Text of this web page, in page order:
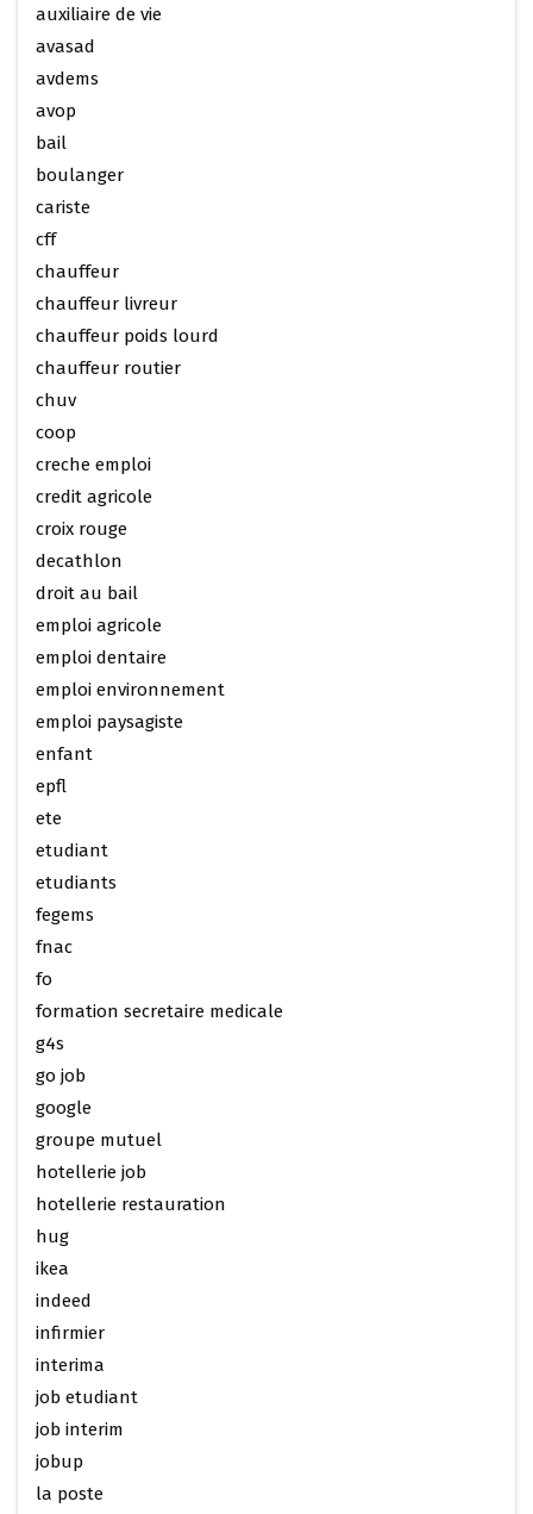
auxiliaire de vie
avasad
avdems
avop
bail
boulanger
cariste
cff
chauffeur
chauffeur livreur
chauffeur poids lourd
chauffeur routier
chuv
coop
creche emploi
credit agricole
croix rouge
decathlon
droit au bail
emploi agricole
emploi dentaire
emploi environnement
emploi paysagiste
enfant
epfl
ete
etudiant
etudiants
fegems
fnac
fo
formation secretaire medicale
g4s
go job
google
groupe mutuel
hotellerie job
hotellerie restauration
hug
ikea
indeed
infirmier
interima
job etudiant
job interim
jobup
la poste